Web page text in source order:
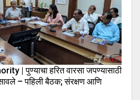
| पुण्याचा हरित वारसा जपण्यासाठी
– पहिली बैठक; संरक्षण आणि